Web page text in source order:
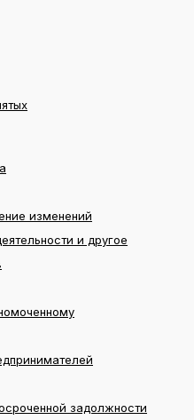
изменений
и другое
задолжности